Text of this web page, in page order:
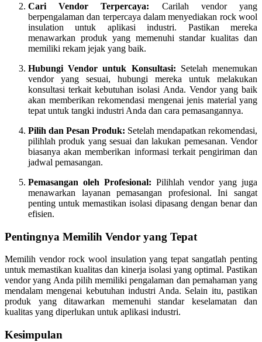
Cari Vendor Terpercaya: Carilah vendor yang
berpengalaman dan terpercaya dalam menyediakan rock wool
insulation untuk aplikasi industri. Pastikan mereka
menawarkan produk yang memenuhi standar kualitas dan
memiliki rekam jejak yang baik.
Hubungi Vendor untuk Konsultasi: Setelah menemukan
vendor yang sesuai, hubungi mereka untuk melakukan
konsultasi terkait kebutuhan isolasi Anda. Vendor yang baik
akan memberikan rekomendasi mengenai jenis material yang
tepat untuk tangki industri Anda dan cara pemasangannya.
Pilih dan Pesan Produk: Setelah mendapatkan rekomendasi,
pilihlah produk yang sesuai dan lakukan pemesanan. Vendor
biasanya akan memberikan informasi terkait pengiriman dan
jadwal pemasangan.
Pemasangan oleh Profesional: Pilihlah vendor yang juga
menawarkan layanan pemasangan profesional. Ini sangat
penting untuk memastikan isolasi dipasang dengan benar dan
efisien.
Pentingnya Memilih Vendor yang Tepat
Memilih vendor rock wool insulation yang tepat sangatlah penting
untuk memastikan kualitas dan kinerja isolasi yang optimal. Pastikan
vendor yang Anda pilih memiliki pengalaman dan pemahaman yang
mendalam mengenai kebutuhan industri Anda. Selain itu, pastikan
produk yang ditawarkan memenuhi standar keselamatan dan
kualitas yang diperlukan untuk aplikasi industri.
Kesimpulan